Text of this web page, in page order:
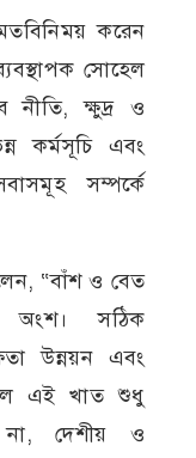
করেন
সোহেল
নীতি, ক্ষুদ্র ও
কর্মসূচি এবং
সম্পর্কে
“বাঁশ ও বেত
অংশ। সঠিক
উন্নয়ন এবং
এই খাত শুধু
না, দেশীয় ও